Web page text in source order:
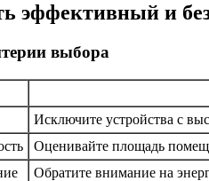
эффективный и
выбора
Исключите устройства с
Оценивайте площадь
Обратите внимание на